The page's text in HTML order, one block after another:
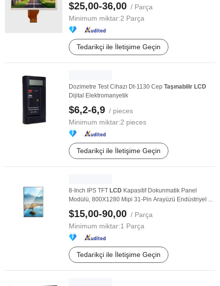
$25,00-36,00 / Parça
Minimum miktar:2 Parça
Tedarikçi ile İletişime Geçin
Dozimetre Test Cihazı Dt-1130 Cep Taşınabilir LCD
Dijital Elektromanyetik
$6,2-6,9 / pieces
Minimum miktar:2 pieces
Tedarikçi ile İletişime Geçin
8-Inch IPS TFT LCD Kapasitif Dokunmatik Panel
Modülü, 800X1280 Mipi 31-Pin Arayüzü Endüstriyel ...
$15,00-90,00 / Parça
Minimum miktar:1 Parça
Tedarikçi ile İletişime Geçin